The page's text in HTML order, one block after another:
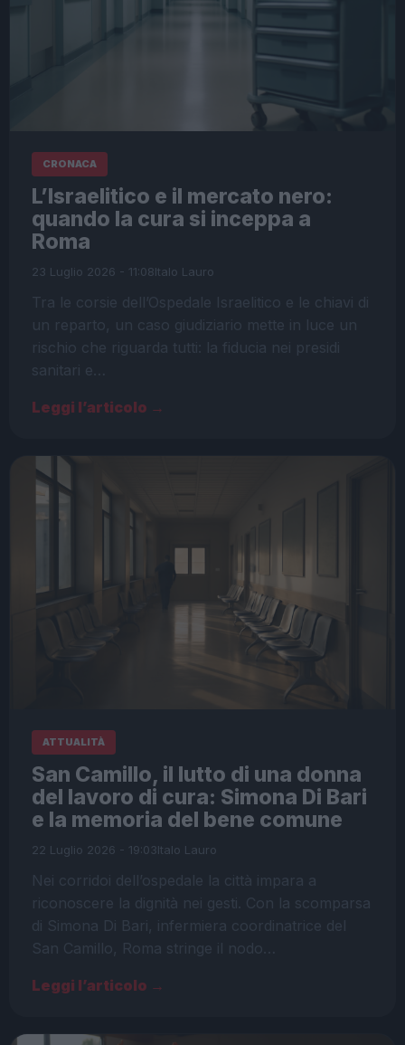
CRONACA
L’Israelitico e il mercato nero:
quando la cura si inceppa a
Roma
23 Luglio 2026 - 11:08Italo Lauro
Tra le corsie dell’Ospedale Israelitico e le chiavi di
un reparto, un caso giudiziario mette in luce un
rischio che riguarda tutti: la fiducia nei presidi
sanitari e…
Leggi l’articolo →
ATTUALITÀ
San Camillo, il lutto di una donna
del lavoro di cura: Simona Di Bari
e la memoria del bene comune
22 Luglio 2026 - 19:03Italo Lauro
Nei corridoi dell’ospedale la città impara a
riconoscere la dignità nei gesti. Con la scomparsa
di Simona Di Bari, infermiera coordinatrice del
San Camillo, Roma stringe il nodo…
Leggi l’articolo →